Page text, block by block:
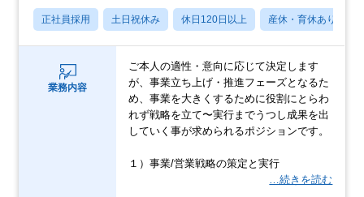
正社員採用 土日祝休み 休日120日以上 産休・育休あり
業務内容
ご本人の適性・意向に応じて決定します
が、事業立ち上げ・推進フェーズとなるた
め、事業を大きくするために役割にとらわ
れず戦略を立て〜実行までうつし成果を出
していく事が求められるポジションです。
１）事業/営業戦略の策定と実行
…続きを読む